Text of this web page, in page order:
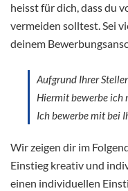
heisst für dich, dass du
vermeiden solltest. Sei
deinem
Aufgrund Ihrer
Hiermit bewerbe ich
Ich bewerbe mit bei
Wir zeigen dir im
Einstieg kreativ und
einen individuellen